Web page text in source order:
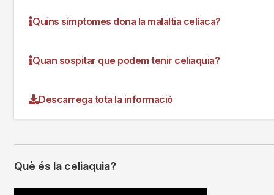
Quins símptomes dona la malaltia celíaca?
Quan sospitar que podem tenir celiaquia?
Descarrega tota la informació
Què és la celiaquia?